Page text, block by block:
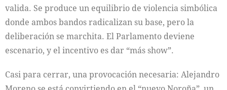
valida. Se produce un equilibrio de violencia simbólica
donde ambos bandos radicalizan su base, pero la
deliberación se marchita. El Parlamento deviene
escenario, y el incentivo es dar “más show”.
Casi para cerrar, una provocación necesaria: Alejandro